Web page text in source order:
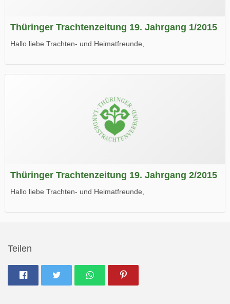
Thüringer Trachtenzeitung 19. Jahrgang 1/2015
Hallo liebe Trachten- und Heimatfreunde,
Wir wünschen Euch viel Spaß beim Lesen.
Thüringer Trachtenzeitung 19. Jahrgang 2/2015
Hallo liebe Trachten- und Heimatfreunde,
Teilen